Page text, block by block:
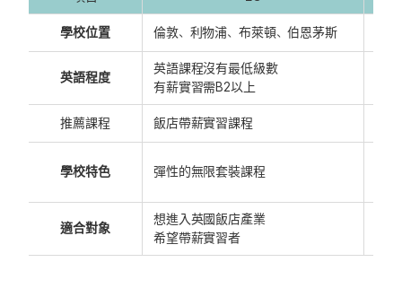
學校位置 倫敦、利物浦、布萊頓、伯恩茅斯
英語程度
英語課程沒有最低級數
有薪實習需B2以上
推薦課程 飯店帶薪實習課程
學校特色 彈性的無限套裝課程
適合對象
想進入英國飯店產業
希望帶薪實習者